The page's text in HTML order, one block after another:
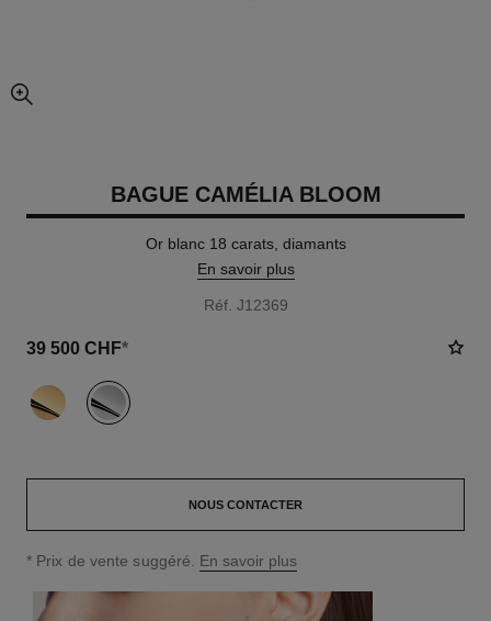
agrandissement
BAGUE CAMÉLIA BLOOM
Or blanc 18 carats, diamants
En savoir plus
Réf. J12369
39 500 CHF*
variante (2)
NOUS CONTACTER
↩
* Prix de vente suggéré. En savoir plus